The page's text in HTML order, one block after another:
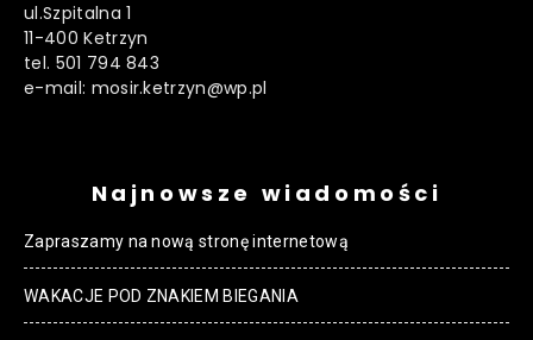
ul.Szpitalna 1
11-400 Ketrzyn
tel. 501 794 843
e-mail: mosir.ketrzyn@wp.pl
Najnowsze wiadomości
Zapraszamy na nową stronę internetową
WAKACJE POD ZNAKIEM BIEGANIA